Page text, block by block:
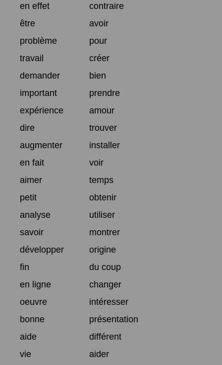
en effet
contraire
être
avoir
problème
pour
travail
créer
demander
bien
important
prendre
expérience
amour
dire
trouver
augmenter
installer
en fait
voir
aimer
temps
petit
obtenir
analyse
utiliser
savoir
montrer
développer
origine
fin
du coup
en ligne
changer
oeuvre
intéresser
bonne
présentation
aide
différent
vie
aider